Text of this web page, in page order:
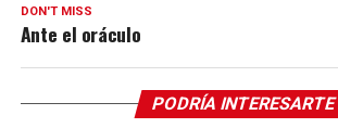
DON'T MISS
Ante el oráculo
PODRÍA INTERESARTE